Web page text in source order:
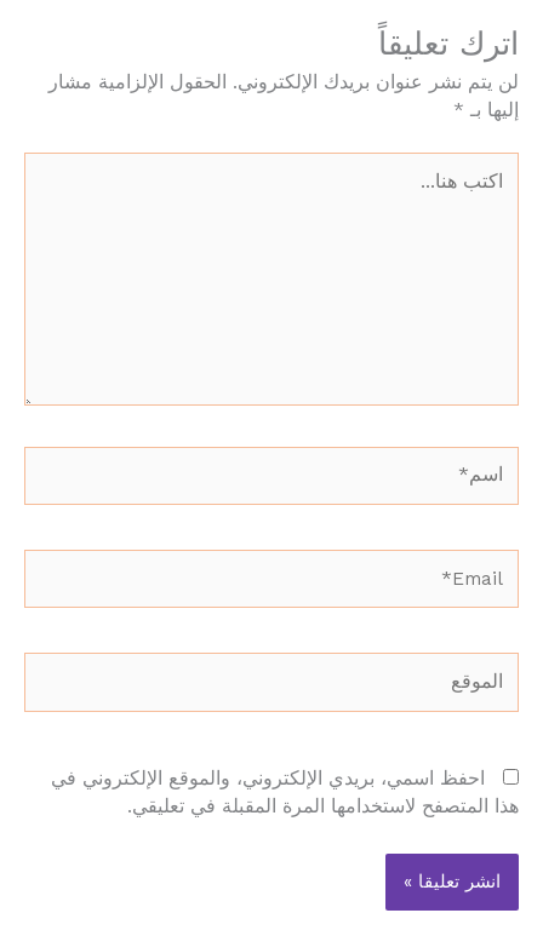
اترك تعليقاً
لن يتم نشر عنوان بريدك الإلكتروني.
الحقول الإلزامية مشار
إليها بـ *
هنا...
احفظ اسمي، بريدي الإلكتروني، والموقع الإلكتروني في
هذا المتصفح لاستخدامها المرة المقبلة في تعليقي.